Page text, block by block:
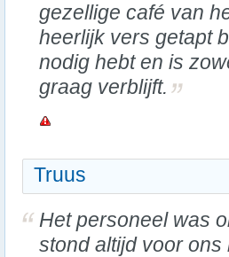
gezellige café van
heerlijk vers getapt
nodig hebt en is
graag verblijft.
Truus
Het personeel was
stond altijd voor